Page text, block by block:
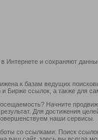
Интернете и сохраняют
к базам ведущих
Бирже ссылок, а также для
Начните
Для достижения
наши сервисы.
со ссылками: Поиск